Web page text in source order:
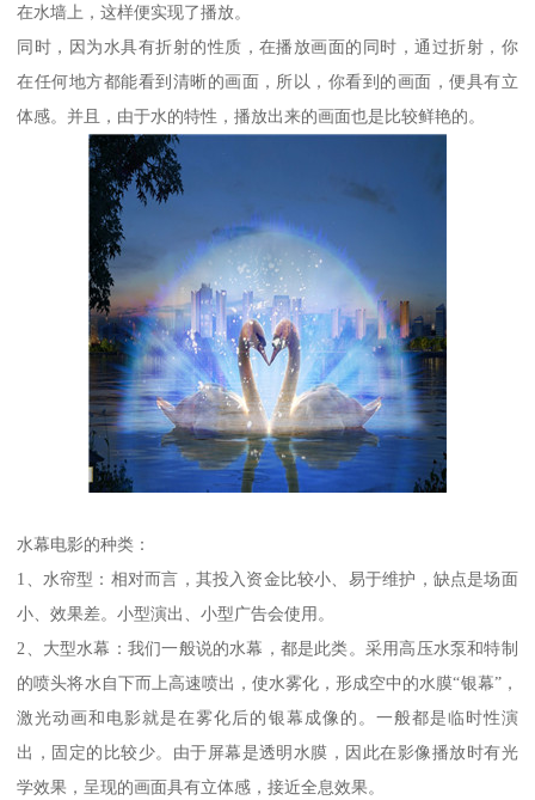
在水墙上，这样便实现了播放。
同时，因为水具有折射的性质，在播放画面的同时，通过折射，你
在任何地方都能看到清晰的画面，所以，你看到的画面，便具有立
体感。并且，由于水的特性，播放出来的画面也是比较鲜艳的。
水幕电影的种类：
1、水帘型：相对而言，其投入资金比较小、易于维护，缺点是场面
小、效果差。小型演出、小型广告会使用。
2、大型水幕：我们一般说的水幕，都是此类。采用高压水泵和特制
的喷头将水自下而上高速喷出，使水雾化，形成空中的水膜“银幕”，
激光动画和电影就是在雾化后的银幕成像的。一般都是临时性演
出，固定的比较少。由于屏幕是透明水膜，因此在影像播放时有光
学效果，呈现的画面具有立体感，接近全息效果。